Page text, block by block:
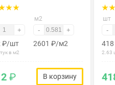
+
₽/шт
в м2
м2
- +
2601 ₽/м2
₽ В корзину
шт
-
418
2.63